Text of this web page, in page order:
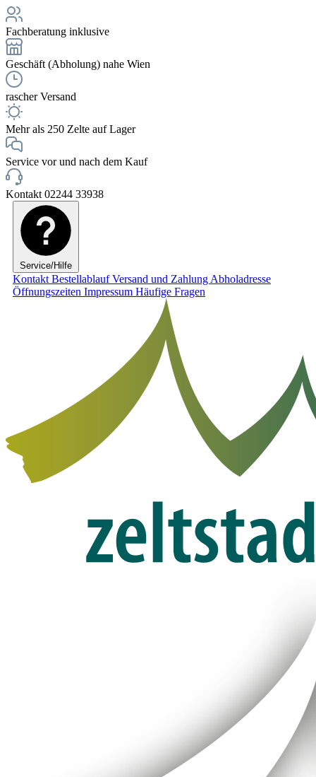
Fachberatung inklusive
Geschäft (Abholung) nahe Wien
rascher Versand
Mehr als 250 Zelte auf Lager
Service vor und nach dem Kauf
Kontakt 02244 33938
Service/Hilfe
Kontakt BestellablaufVersand und Zahlung Abholadresse
Öffnungszeiten Impressum Häufige Fragen